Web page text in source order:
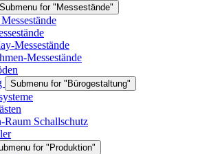
Submenu for "Messestände"
Messestände
Messestände
Submenu for "Bürogestaltung"
Raum Schallschutz
for "Produktion"